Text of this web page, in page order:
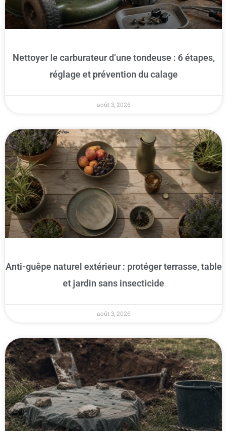
Nettoyer le carburateur d’une tondeuse : 6 étapes,
réglage et prévention du calage
août 3, 2026
Anti-guêpe naturel extérieur : protéger terrasse, table
et jardin sans insecticide
août 3, 2026